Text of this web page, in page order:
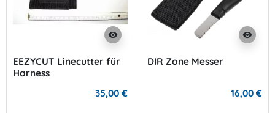
visibility
EEZYCUT Linecutter für
Harness
35,00 €
visibility
DIR Zone Messer
16,00 €